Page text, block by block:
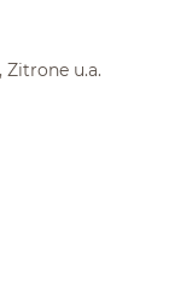
u.a.